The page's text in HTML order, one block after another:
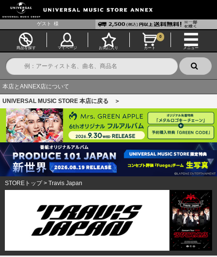
ゲスト 様
商品を探す マイページ お気に入り カート
0
メニュー
本店とANNEX店について
UNIVERSAL MUSIC STORE 本店に戻る ＞
STOREトップ> Travis Japan